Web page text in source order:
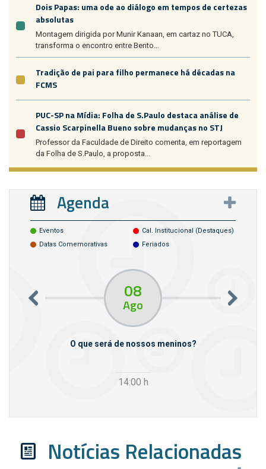
Dois Papas: uma ode ao diálogo em tempos de certezas
absolutas
Montagem dirigida por Munir Kanaan, em cartaz no TUCA,
transforma o encontro entre Bento...
Tradição de pai para filho permanece há décadas na
FCMS
PUC-SP na Mídia: Folha de S.Paulo destaca análise de
Cassio Scarpinella Bueno sobre mudanças no STJ
Professor da Faculdade de Direito comenta, em reportagem
da Folha de S.Paulo, a proposta...
Agenda
Eventos
Cal. Institucional (destaques)
Datas Comemorativas
Feriados
08
Ago
O que será de nossos meninos?
14:00 h
Notícias Relacionadas